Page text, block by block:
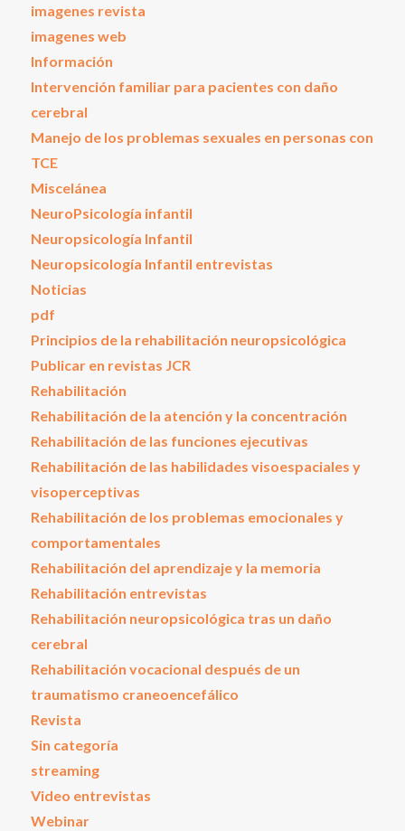
imagenes revista
imagenes web
Información
Intervención familiar para pacientes con daño
cerebral
Manejo de los problemas sexuales en personas con
TCE
Miscelánea
NeuroPsicología infantil
Neuropsicología Infantil
Neuropsicología Infantil entrevistas
Noticias
pdf
Principios de la rehabilitación neuropsicológica
Publicar en revistas JCR
Rehabilitación
Rehabilitación de la atención y la concentración
Rehabilitación de las funciones ejecutivas
Rehabilitación de las habilidades visoespaciales y
visoperceptivas
Rehabilitación de los problemas emocionales y
comportamentales
Rehabilitación del aprendizaje y la memoria
Rehabilitación entrevistas
Rehabilitación neuropsicológica tras un daño
cerebral
Rehabilitación vocacional después de un
traumatismo craneoencefálico
Revista
Sin categoría
streaming
Video entrevistas
Webinar